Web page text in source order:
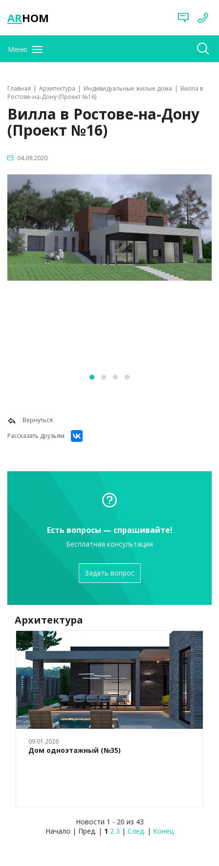
ARHOM
Меню
Главная Архитектура Индивидуальные жилые дома
Вилла в
Ростове-на-Дону (Проект №16)
Вилла в Ростове-на-Дону
(Проект №16)
04.09.2020
Вернуться
Рассказать друзьям
Есть вопросы — спрашивайте!
Бесплатная консультация
Задать вопрос
Архитектура
09.01.2026
Дом одноэтажный (№35)
Новости 1 - 20 из 43
Начало | Пред. | 1 2 3 | След. | Конец